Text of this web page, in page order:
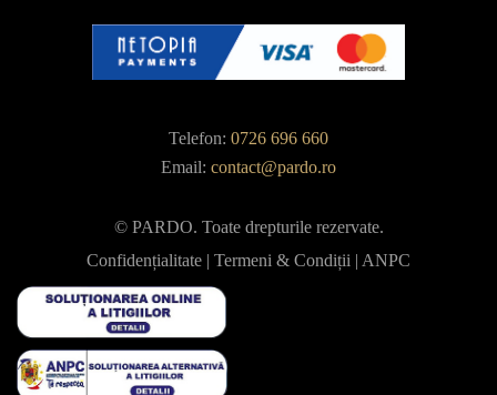
Telefon: 0726 696 660
Email: contact@pardo.ro
© PARDO. Toate drepturile rezervate.
Confidențialitate | Termeni & Condiții | ANPC